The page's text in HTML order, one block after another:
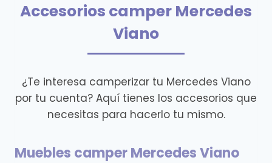
Accesorios camper Mercedes
Viano
¿Te interesa camperizar tu Mercedes Viano
por tu cuenta? Aquí tienes los accesorios que
necesitas para hacerlo tu mismo.
Muebles camper Mercedes Viano